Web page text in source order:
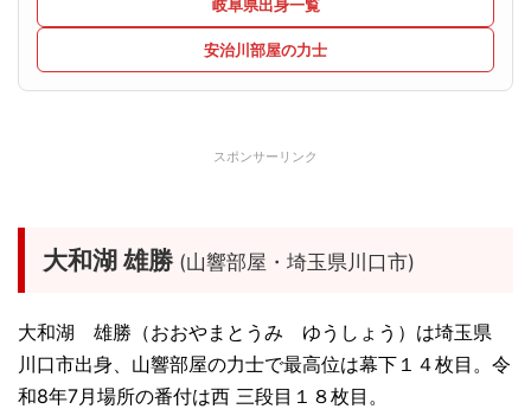
岐阜県出身一覧
安治川部屋の力士
スポンサーリンク
大和湖 雄勝 (山響部屋・埼玉県川口市)
大和湖 雄勝（おおやまとうみ ゆうしょう）は埼玉県
川口市出身、山響部屋の力士で最高位は幕下１４枚目。令
和8年7月場所の番付は西 三段目１８枚目。